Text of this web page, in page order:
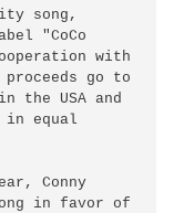
song,
"CoCo
with
proceeds go to
the USA and
in equal
Conny
in favor of